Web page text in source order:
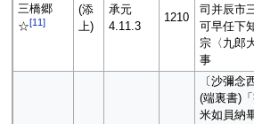
三橋郷
☆[11]
(添
上)
承元
4.11.3
1210
司并辰市
可早任下
宗〈九郎
事
〔沙彌念
(端裏書)
米如員納